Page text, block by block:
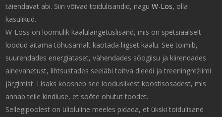
täiendavat abi. Siin võivad toidulisandid, naguW-Los, olla
kasulikud.
W-Loss on loomulik kaalulangetuslisand, mis on spetsiaalselt
loodud aitama tõhusamalt kaotada liigset kaalu. See toimib,
suurendades energiataset, vähendades söögiisu ja kiirendades
ainevahetust, lihtsustades seeläbi toitva dieedi ja treeningrežiimi
järgimist. Lisaks koosneb see looduslikest koostisosadest, mis
annab teile kindluse, et sööte ohutut toodet.
Sellegipoolest on ülioluline meeles pidada, et ükski toidulisand